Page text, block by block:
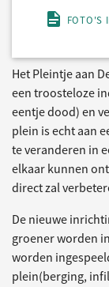
FOTO'S
Het Pleintje aan
een troosteloze
eentje dood) en
plein is echt aan
te veranderen in
elkaar kunnen
direct zal
De nieuwe
groener worden
worden
plein(berging,